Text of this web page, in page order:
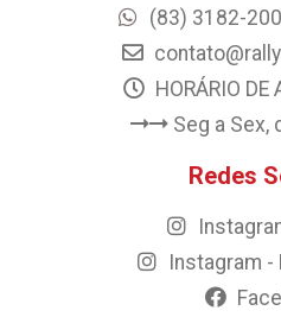
(83) 3182-
HORÁRIO DE
Seg a Sex,
Redes
Instagram